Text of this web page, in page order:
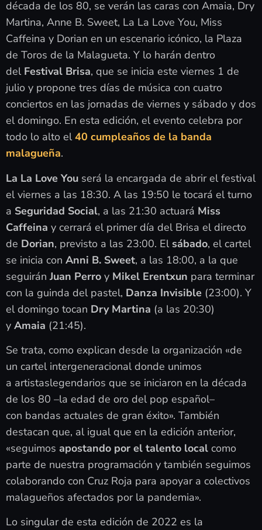
década de los 80, se verán las caras con Amaia, Dry
Martina, Anne B. Sweet, La La Love You, Miss
Caffeina y Dorian en un escenario icónico, la Plaza
de Toros de la Malagueta. Y lo harán dentro
del Festival Brisa, que se inicia este viernes 1 de
julio y propone tres días de música con cuatro
conciertos en las jornadas de viernes y sábado y dos
el domingo. En esta edición, el evento celebra por
todo lo alto el40 cumpleaños de la banda
malagueña.
La La Love You será la encargada de abrir el festival
el viernes a las 18:30. A las 19:50 le tocará el turno
a Seguridad Social, a las 21:30 actuará Miss
Caffeina y cerrará el primer día del Brisa el directo
de Dorian, previsto a las 23:00. El sábado, el cartel
se inicia con Anni B. Sweet, a las 18:00, a la que
seguirán Juan Perro y Mikel Erentxun para terminar
con la guinda del pastel, Danza Invisible (23:00). Y
el domingo tocan Dry Martina (a las 20:30)
y Amaia (21:45).
Se trata, como explican desde la organización «de
un cartel intergeneracional donde unimos
a artistaslegendarios que se iniciaron en la década
de los 80 –la edad de oro del pop español–
con bandas actuales de gran éxito». También
destacan que, al igual que en la edición anterior,
«seguimos apostando por el talento local como
parte de nuestra programación y también seguimos
colaborando con Cruz Roja para apoyar a colectivos
malagueños afectados por la pandemia».
Lo singular de esta edición de 2022 es la